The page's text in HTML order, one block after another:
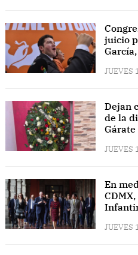
juicio
JUEVES
Dejan
de la
Gárate
JUEVES
En
JUEVES